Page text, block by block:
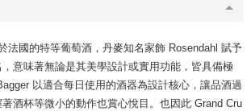
法國的特等葡萄酒，丹麥知名家飾 Rosendahl 賦予
意味著無論是其美學設計或實用功能，皆具備極
以適合每日使用的酒器為設計核心，讓品酒過
酒杯等微小的動作也賞心悅目。也因此 Grand Cru